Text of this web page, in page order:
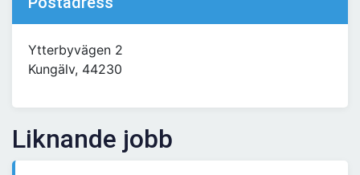
Ytterbyvägen 2
Kungälv, 44230
Liknande jobb